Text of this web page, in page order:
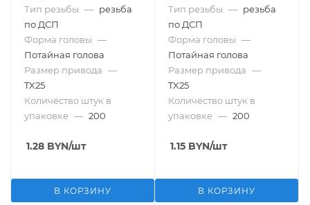
Тип резьбы — резьба
по ДСП
Форма головы —
Потайная голова
Размер привода —
TX25
Количество штук в
упаковке — 200
1.28 BYN/шт
В КОРЗИНУ
Тип резьбы — резьба
по ДСП
Форма головы —
Потайная голова
Размер привода —
TX25
Количество штук в
упаковке — 200
1.15 BYN/шт
В КОРЗИНУ